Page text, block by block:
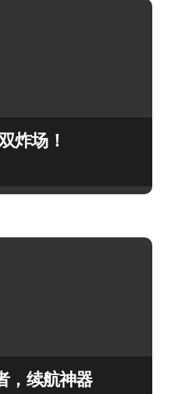
炸场！
，续航神器